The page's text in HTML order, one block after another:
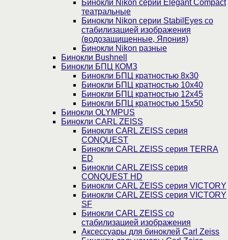
Бинокли Nikon серии Elegant Compact
театральные
Бинокли Nikon серии StabilEyes со
стабилизацией изображения
(водозащищенные, Япония)
Бинокли Nikon разные
Бинокли Bushnell
Бинокли БПЦ КОМЗ
Бинокли БПЦ кратностью 8х30
Бинокли БПЦ кратностью 10х40
Бинокли БПЦ кратностью 12х45
Бинокли БПЦ кратностью 15х50
Бинокли OLYMPUS
Бинокли CARL ZEISS
Бинокли CARL ZEISS серия
CONQUEST
Бинокли CARL ZEISS серия TERRA
ED
Бинокли CARL ZEISS серия
CONQUEST HD
Бинокли CARL ZEISS серия VICTORY
Бинокли CARL ZEISS серия VICTORY
SF
Бинокли CARL ZEISS со
стабилизацией изображения
Аксессуары для биноклей Carl Zeiss